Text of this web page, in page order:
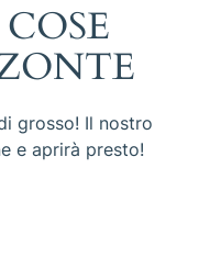
grosso! Il nostro
e aprirà presto!